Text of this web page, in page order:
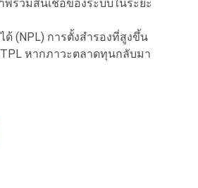
รวมสินเชื่อของระบบในระยะ
(NPL) การตั้งสำรองที่สูงขึ้น
หากภาวะตลาดทุนกลับมา